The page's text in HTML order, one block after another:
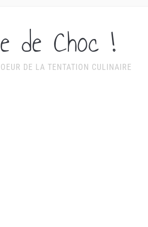
de Choc !
DE LA TENTATION CULINAIRE